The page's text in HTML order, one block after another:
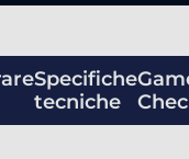
Specifiche
tecniche